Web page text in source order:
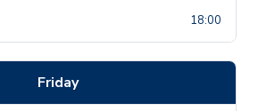
18:00
Friday